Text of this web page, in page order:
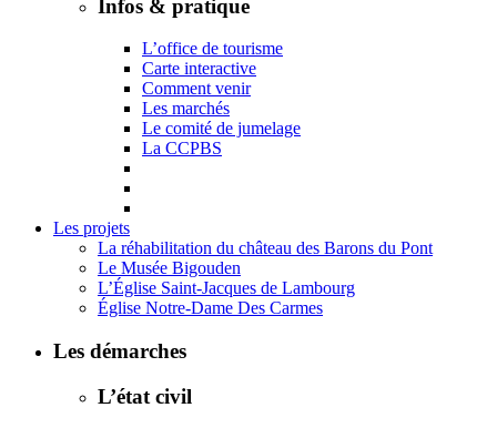
Infos & pratique
L’office de tourisme
Carte interactive
Comment venir
Les marchés
Le comité de jumelage
La CCPBS
Les projets
La réhabilitation du château des Barons du Pont
Le Musée Bigouden
L’Église Saint-Jacques de Lambourg
Église Notre-Dame Des Carmes
Les démarches
L’état civil